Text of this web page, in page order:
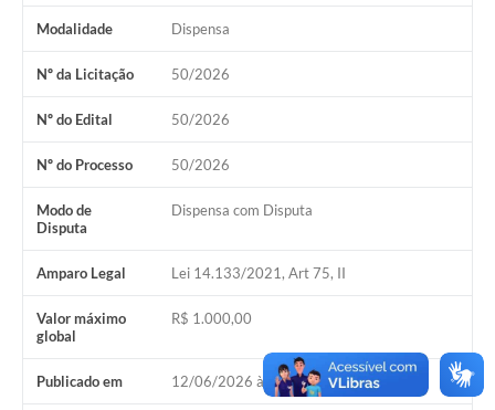
COVID - 19
Ouvidoria
Diário Oficial
Jornal (Edições anteriores)
Uso de Internet e Recursos de Informática
Plano Municipal de Saneamento Básico
Arquivos para Download
Guarda Civil Municipal (GCM)
Arborização urbana
Modalidade Dispensa
Nº da Licitação 50/2026
Nº do Edital 50/2026
Nº do Processo 50/2026
Modo de
Disputa
Dispensa com Disputa
Amparo Legal Lei 14.133/2021, Art 75, II
Valor máximo
global
R$ 1.000,00
Publicado em 12/06/2026 às 11h44